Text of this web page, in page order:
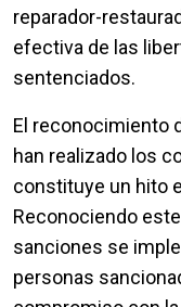
reparador-
efectiva de las
sentenciados.
El reconocimiento
han realizado los
constituye un hito
Reconociendo
sanciones se
personas